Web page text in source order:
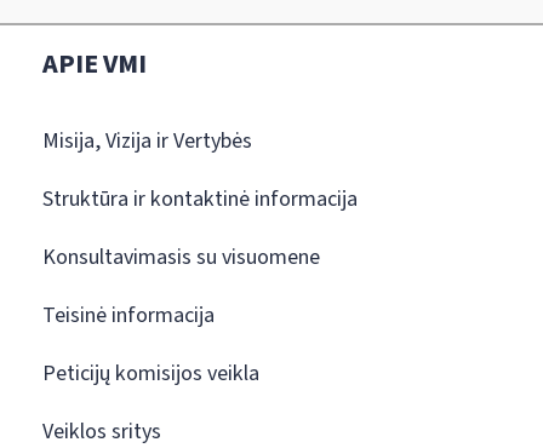
APIE VMI
Misija, Vizija ir Vertybės
Struktūra ir kontaktinė informacija
Konsultavimasis su visuomene
Teisinė informacija
Peticijų komisijos veikla
Veiklos sritys